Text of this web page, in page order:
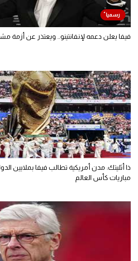
فيفا يعلن دعمه لإنفانتينو.. ويعتذر عن أزمة
ذا أثليتك: مدن أمريكية تطالب فيفا بملايين
مباريات كأس العالم